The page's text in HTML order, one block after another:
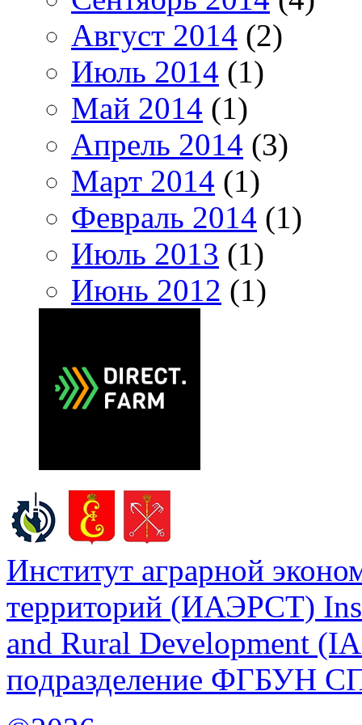
Август 2014 (2)
Июль 2014 (1)
Май 2014 (1)
Апрель 2014 (3)
Март 2014 (1)
Февраль 2014 (1)
Июль 2013 (1)
Июнь 2012 (1)
Институт аграрной
территорий (ИАЭРСТ)
and Rural Development
подразделение ФГБУН